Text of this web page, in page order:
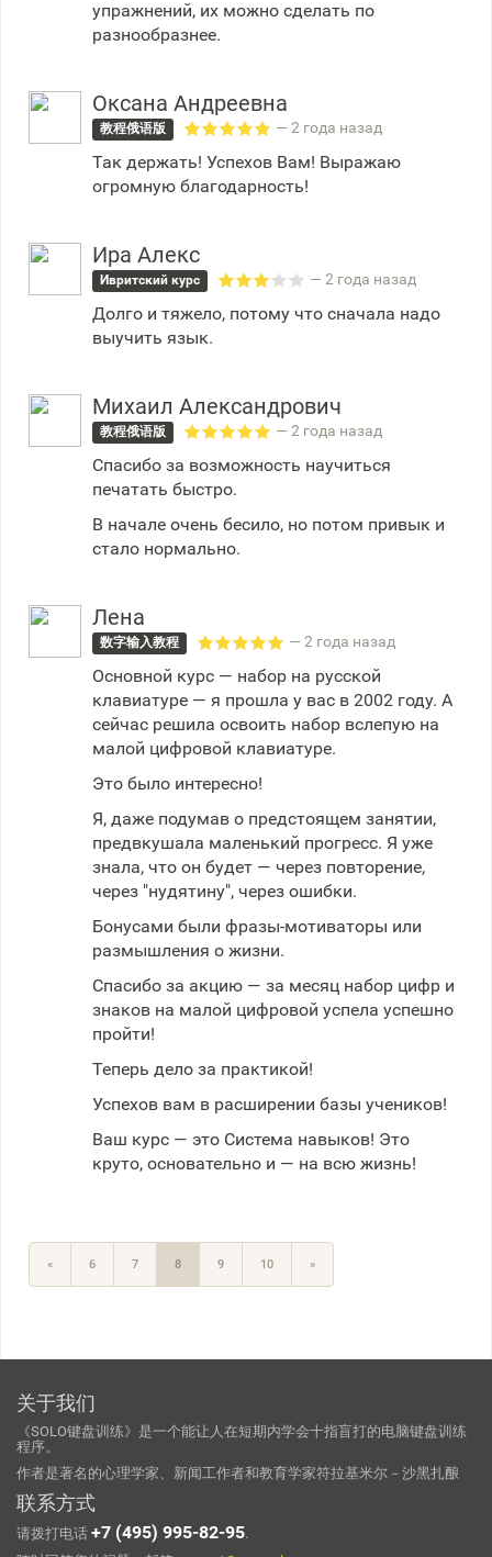
упражнений, их можно сделать по
разнообразнее.
Оксана Андреевна
教程俄语版 — 2 года назад
Так держать! Успехов Вам! Выражаю
огромную благодарность!
Ира Алекс
Ивритский курс — 2 года назад
Долго и тяжело, потому что сначала надо
выучить язык.
Михаил Александрович
教程俄语版 — 2 года назад
Спасибо за возможность научиться
печатать быстро.
В начале очень бесило, но потом привык и
стало нормально.
Лена
数字输入教程 — 2 года назад
Основной курс — набор на русской
клавиатуре — я прошла у вас в 2002 году. А
сейчас решила освоить набор вслепую на
малой цифровой клавиатуре.
Это было интересно!
Я, даже подумав о предстоящем занятии,
предвкушала маленький прогресс. Я уже
знала, что он будет — через повторение,
через "нудятину", через ошибки.
Бонусами были фразы-мотиваторы или
размышления о жизни.
Спасибо за акцию — за месяц набор цифр и
знаков на малой цифровой успела успешно
пройти!
Теперь дело за практикой!
Успехов вам в расширении базы учеников!
Ваш курс — это Система навыков! Это
круто, основательно и — на всю жизнь!
« 6 7 8 9 10 »
关于我们
《SOLO键盘训练》是一个能让人在短期内学会十指盲打的电脑键盘训练
程序。
作者是著名的心理学家、新闻工作者和教育学家符拉基米尔－沙黑扎酿
联系方式
请拨打电话 +7 (495) 995-82-95.